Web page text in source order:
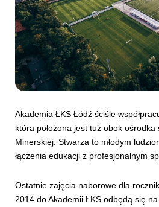
Akademia ŁKS Łódź ściśle
która położona jest tuż obok ośrodka
Minerskiej. Stwarza to młodym
łączenia edukacji z profesjonalnym
Ostatnie zajęcia naborowe dla
2014 do Akademii ŁKS odbędą się